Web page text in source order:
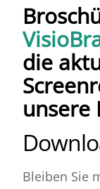
die
unsere
Bleiben Sie